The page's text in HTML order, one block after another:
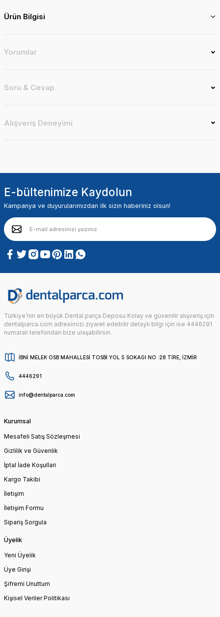
Ürün Bilgisi
Yorumlar
Soru & Cevap
Alışveriş Deneyimi
E-bültenimize Kaydolun
Kampanya ve duyurularımızdan ilk sizin haberiniz olsun!
Türkiye’nin en büyük Dental parça Deposu Kolay ve güvenilir alışveriş için
dentalparca.com adresimizi ziyaret edebilir detaylı bilgi için ise 4446291
numaralı telefondan bize ulaşabilirsin.
İBNİ MELEK OSB MAHALLESİ TOSBİ YOL 5 SOKAGI NO :28 TİRE, İZMİR
4446291
info@dentalparca.com
Kurumsal
Mesafeli Satış Sözleşmesi
Gizlilik ve Güvenlik
İptal İade Koşullari
Kargo Takibi
İletişim
İletişim Formu
Sipariş Sorgula
Üyelik
Yeni Üyelik
Üye Girişi
Şifremi Unuttum
Kişisel Veriler Politikası